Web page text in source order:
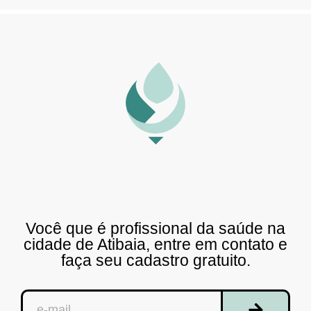
Você que é profissional da saúde na
cidade de Atibaia, entre em contato e
faça seu cadastro gratuito.